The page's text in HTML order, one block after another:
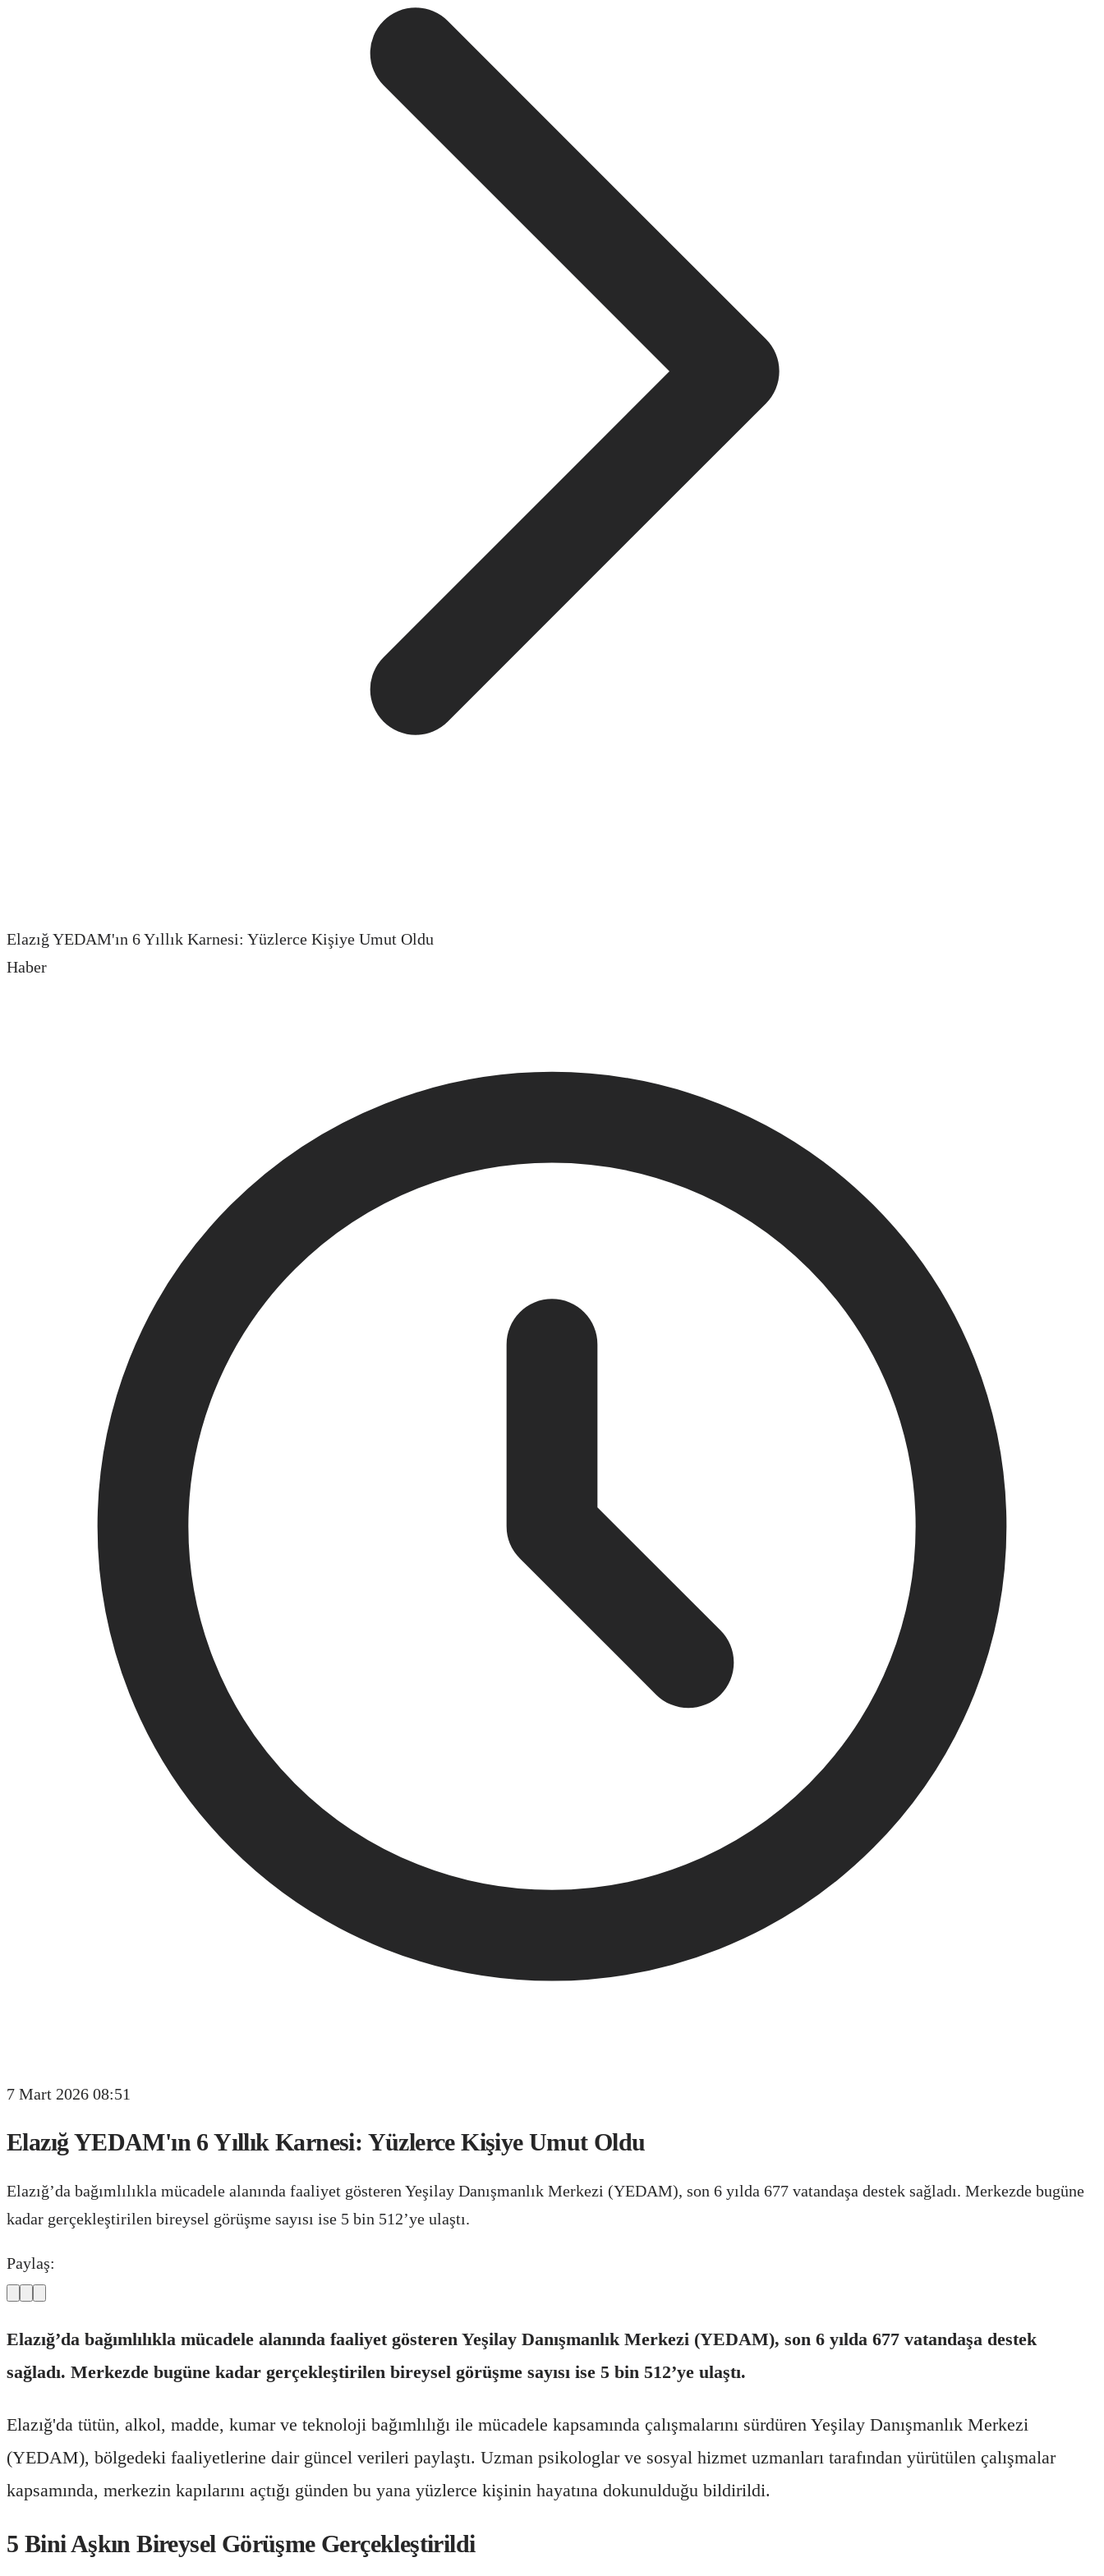
Elazığ YEDAM'ın 6 Yıllık Karnesi: Yüzlerce Kişiye Umut Oldu
Haber
7 Mart 2026 08:51
Elazığ YEDAM'ın 6 Yıllık Karnesi: Yüzlerce Kişiye Umut Oldu
Elazığ’da bağımlılıkla mücadele alanında faaliyet gösteren Yeşilay Danışmanlık Merkezi (YEDAM), son 6 yılda 677 vatandaşa destek sağladı. Merkezde bugüne
kadar gerçekleştirilen bireysel görüşme sayısı ise 5 bin 512’ye ulaştı.
Paylaş:
Elazığ’da bağımlılıkla mücadele alanında faaliyet gösteren Yeşilay Danışmanlık Merkezi (YEDAM), son 6 yılda 677 vatandaşa destek
sağladı. Merkezde bugüne kadar gerçekleştirilen bireysel görüşme sayısı ise 5 bin 512’ye ulaştı.
Elazığ'da tütün, alkol, madde, kumar ve teknoloji bağımlılığı ile mücadele kapsamında çalışmalarını sürdüren Yeşilay Danışmanlık Merkezi
(YEDAM), bölgedeki faaliyetlerine dair güncel verileri paylaştı. Uzman psikologlar ve sosyal hizmet uzmanları tarafından yürütülen çalışmalar
kapsamında, merkezin kapılarını açtığı günden bu yana yüzlerce kişinin hayatına dokunulduğu bildirildi.
5 Bini Aşkın Bireysel Görüşme Gerçekleştirildi